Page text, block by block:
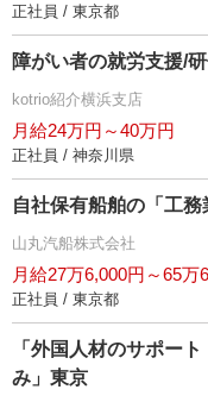
正社員 / 東京都
障がい者の就労支援/
kotrio紹介横浜支店
月給24万円～40万円
正社員 / 神奈川県
自社保有船舶の「工
山丸汽船株式会社
月給27万6,000円～65万
正社員 / 東京都
「外国人材のサポー
み」東京